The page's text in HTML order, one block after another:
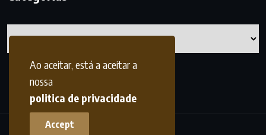
Ao aceitar, está a aceitar a
nossa
politica de privacidade
Accept